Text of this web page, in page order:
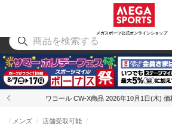
メガスポーツ公式オンラインショップ
アウトドア
ワコール CW-X商品 2026年10月1日(木)
メンズ 店舗受取可能